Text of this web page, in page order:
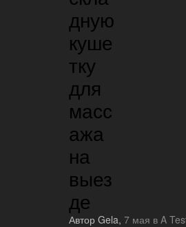
дную
куше
тку
для
масс
ажа
на
выез
де
Автор Gela, 7 мая в A